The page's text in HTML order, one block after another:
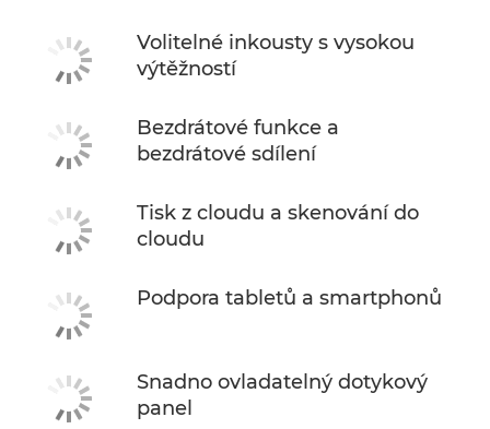
Volitelné inkousty s vysokou
výtěžností
Bezdrátové funkce a
bezdrátové sdílení
Tisk z cloudu a skenování do
cloudu
Podpora tabletů a smartphonů
Snadno ovladatelný dotykový
panel